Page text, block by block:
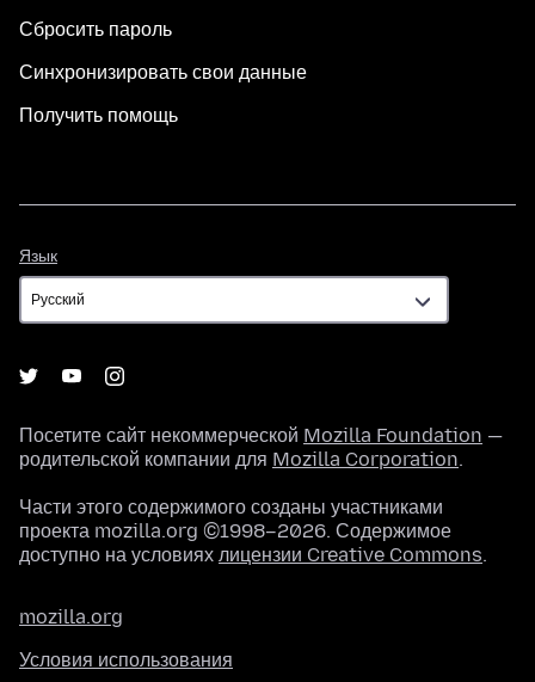
Сбросить пароль
Синхронизировать свои данные
Получить помощь
Язык
Посетите сайт некоммерческой Mozilla Foundation —
родительской компании для Mozilla Corporation.
Части этого содержимого созданы участниками
проекта mozilla.org ©1998–2026. Содержимое
доступно на условиях лицензии Creative Commons.
mozilla.org
Условия использования